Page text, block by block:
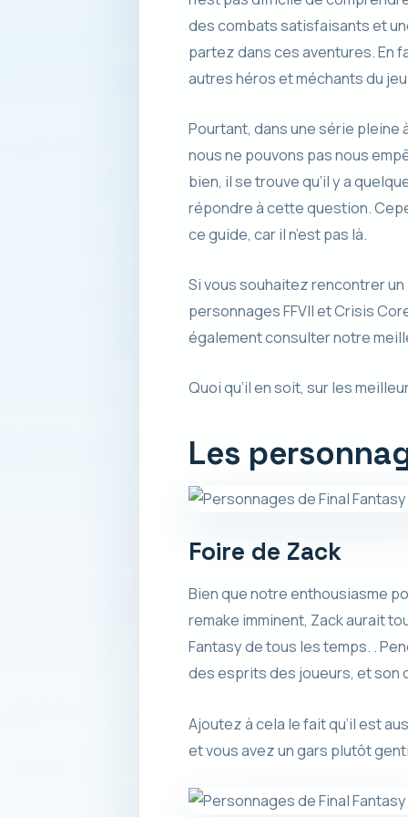
des combats satisfaisants et
partez dans ces aventures. En
autres héros et méchants du
Pourtant, dans une série
nous ne pouvons pas nous
bien, il se trouve qu’il y a
répondre à cette question.
ce guide, car il n’est pas là.
Si vous souhaitez rencontrer
personnages FFVII et Crisis
également consulter notre
Quoi qu’il en soit, sur les
Les
Foire de Zack
Bien que notre enthousiasme
remake imminent, Zack aurait
Fantasy de tous les temps. .
des esprits des joueurs, et son
Ajoutez à cela le fait qu’il est
et vous avez un gars plutôt